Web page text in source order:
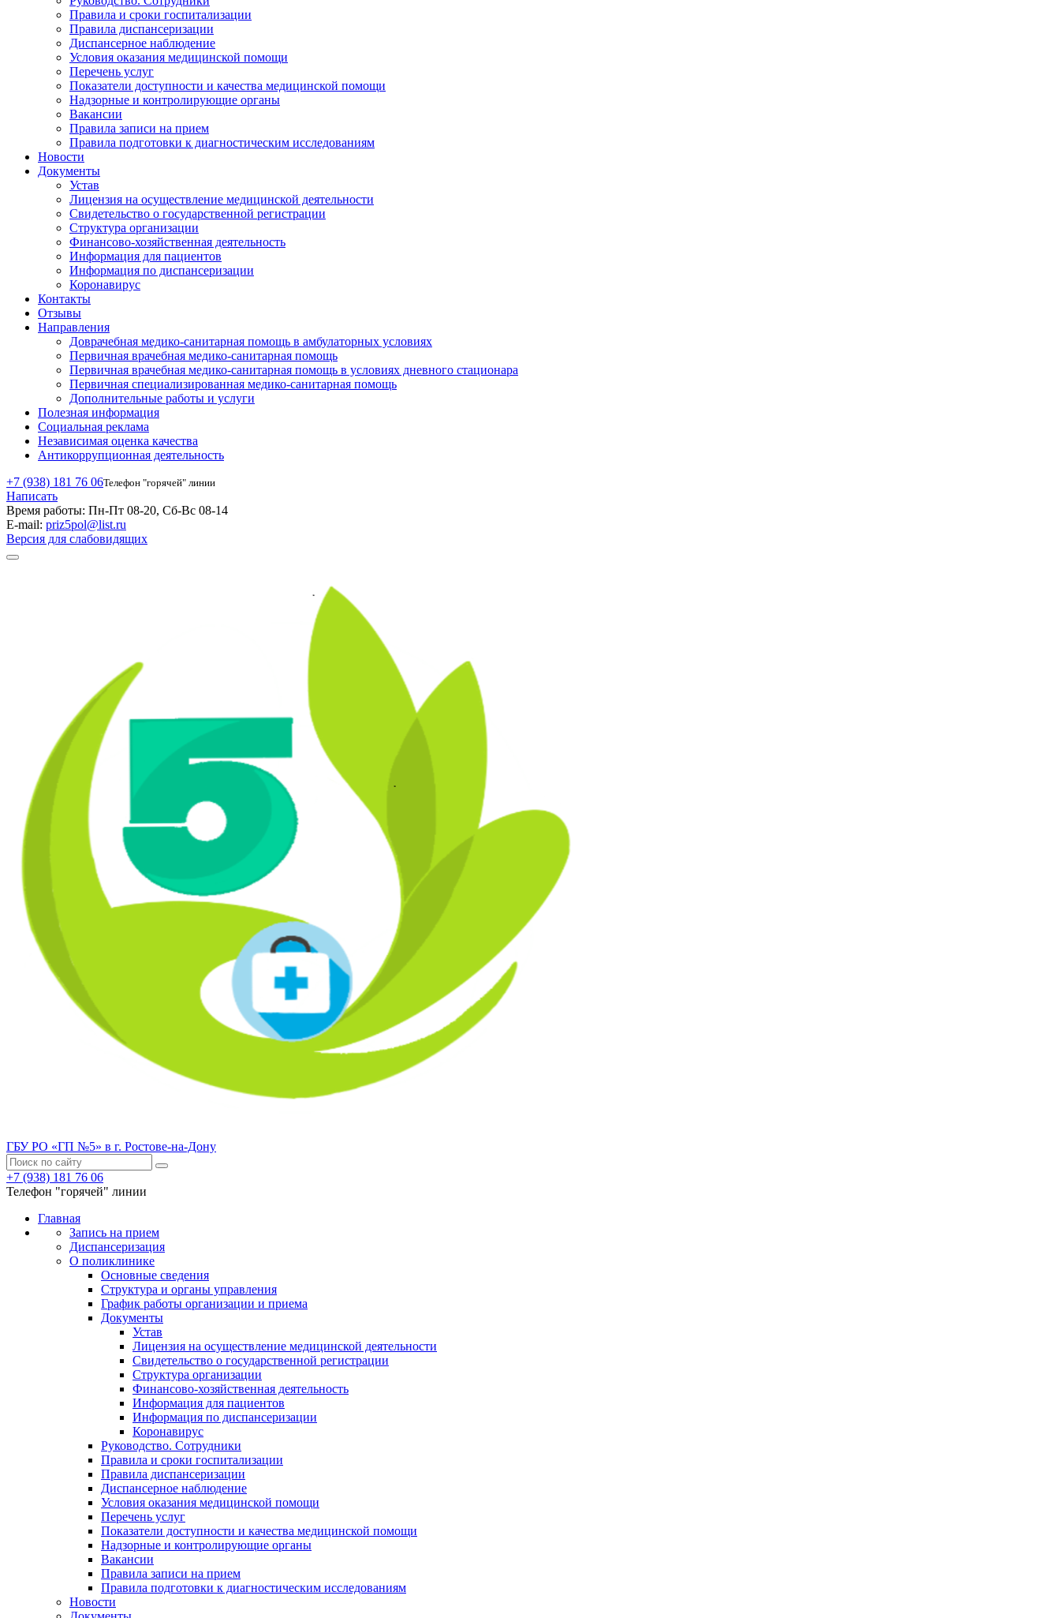
Правила и сроки госпитализации
Правила диспансеризации
Диспансерное наблюдение
Условия оказания медицинской помощи
Перечень услуг
Показатели доступности и качества медицинской помощи
Надзорные и контролирующие органы
Вакансии
Правила записи на прием
Правила подготовки к диагностическим исследованиям
Новости
Документы
Устав
Лицензия на осуществление медицинской деятельности
Свидетельство о государственной регистрации
Структура организации
Финансово-хозяйственная деятельность
Информация для пациентов
Информация по диспансеризации
Коронавирус
Контакты
Отзывы
Направления
Доврачебная медико-санитарная помощь в амбулаторных условиях
Первичная врачебная медико-санитарная помощь
Первичная врачебная медико-санитарная помощь в условиях дневного стационара
Первичная специализированная медико-санитарная помощь
Дополнительные работы и услуги
Полезная информация
Социальная реклама
Независимая оценка качества
Антикоррупционная деятельность
+7 (938) 181 76 06Телефон "горячей" линии
Написать
Время работы: Пн-Пт 08-20, Сб-Вс 08-14
E-mail: priz5pol@list.ru
Версия для слабовидящих
ГБУ РО «ГП №5» в г. Ростове-на-Дону
+7 (938) 181 76 06
Телефон "горячей" линии
Главная
Запись на прием
Диспансеризация
О поликлинике
Основные сведения
Структура и органы управления
График работы организации и приема
Документы
Устав
Лицензия на осуществление медицинской деятельности
Свидетельство о государственной регистрации
Структура организации
Финансово-хозяйственная деятельность
Информация для пациентов
Информация по диспансеризации
Коронавирус
Руководство. Сотрудники
Правила и сроки госпитализации
Правила диспансеризации
Диспансерное наблюдение
Условия оказания медицинской помощи
Перечень услуг
Показатели доступности и качества медицинской помощи
Надзорные и контролирующие органы
Вакансии
Правила записи на прием
Правила подготовки к диагностическим исследованиям
Новости